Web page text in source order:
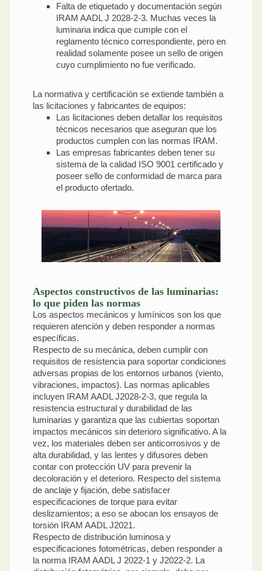
Falta de etiquetado y documentación según
IRAM AADL J 2028-2-3. Muchas veces la
luminaria indica que cumple con el
reglamento técnico correspondiente, pero en
realidad solamente posee un sello de origen
cuyo cumplimiento no fue verificado.
La normativa y certificación se extiende también a
las licitaciones y fabricantes de equipos:
Las licitaciones deben detallar los requisitos
técnicos necesarios que aseguran que los
productos cumplen con las normas IRAM.
Las empresas fabricantes deben tener su
sistema de la calidad ISO 9001 certificado y
poseer sello de conformidad de marca para
el producto ofertado.
Aspectos constructivos de las luminarias:
lo que piden las normas
Los aspectos mecánicos y lumínicos son los que
requieren atención y deben responder a normas
específicas.
Respecto de su mecánica, deben cumplir con
requisitos de resistencia para soportar condiciones
adversas propias de los entornos urbanos (viento,
vibraciones, impactos). Las normas aplicables
incluyen IRAM AADL J2028-2-3, que regula la
resistencia estructural y durabilidad de las
luminarias y garantiza que las cubiertas soportan
impactos mecánicos sin deterioro significativo. A la
vez, los materiales deben ser anticorrosivos y de
alta durabilidad, y las lentes y difusores deben
contar con protección UV para prevenir la
decoloración y el deterioro. Respecto del sistema
de anclaje y fijación, debe satisfacer
especificaciones de torque para evitar
deslizamientos; a eso se abocan los ensayos de
torsión IRAM AADL J2021.
Respecto de distribución luminosa y
especificaciones fotométricas, deben responder a
la norma IRAM AADL J 2022-1 y J2022-2. La